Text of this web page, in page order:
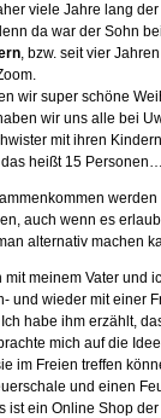
viele Jahre lang der
da war der Sohn
, bzw. seit vier
wir super schöne
wir uns alle bei
mit ihren
heißt 15
werden
auch wenn es
alternativ machen
meinem Vater und
und wieder mit einer
habe ihm erzählt,
mich auf die
im Freien treffen
und einen
ist ein Online Shop